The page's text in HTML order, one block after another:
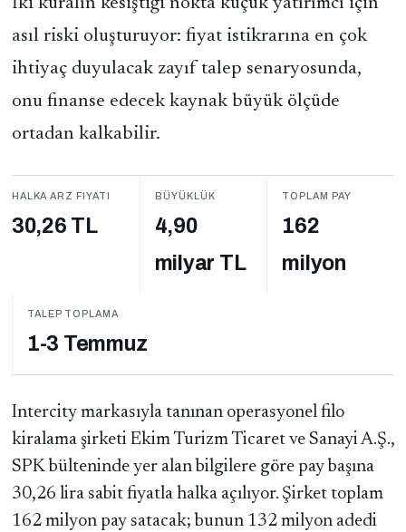
İki kuralın kesiştiği nokta küçük yatırımcı için
asıl riski oluşturuyor: fiyat istikrarına en çok
ihtiyaç duyulacak zayıf talep senaryosunda,
onu finanse edecek kaynak büyük ölçüde
ortadan kalkabilir.
HALKA ARZ FIYATI
30,26 TL
BÜYÜKLÜK
4,90
milyar TL
TOPLAM PAY
162
milyon
TALEP TOPLAMA
1-3 Temmuz
Intercity markasıyla tanınan operasyonel filo
kiralama şirketi Ekim Turizm Ticaret ve Sanayi A.Ş.,
SPK bülteninde yer alan bilgilere göre pay başına
30,26 lira sabit fiyatla halka açılıyor. Şirket toplam
162 milyon pay satacak; bunun 132 milyon adedi